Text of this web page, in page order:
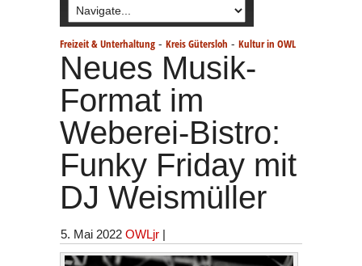
Freizeit & Unterhaltung - Kreis Gütersloh - Kultur in OWL
Neues Musik-
Format im
Weberei-Bistro:
Funky Friday mit
DJ Weismüller
5. Mai 2022 OWLjr |